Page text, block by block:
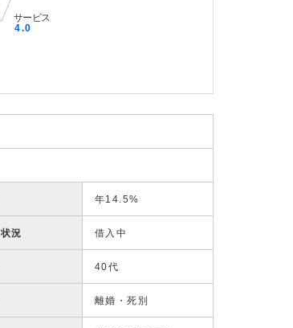
年14.5%
況 借入中
40代
離婚・死別